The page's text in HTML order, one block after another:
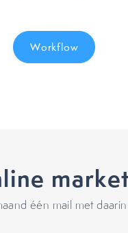
Workflow
één mail met